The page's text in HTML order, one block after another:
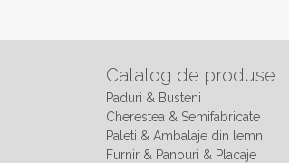
Catalog de produse
Paduri & Busteni
Cherestea & Semifabricate
Paleti & Ambalaje din lemn
Furnir & Panouri & Placaje